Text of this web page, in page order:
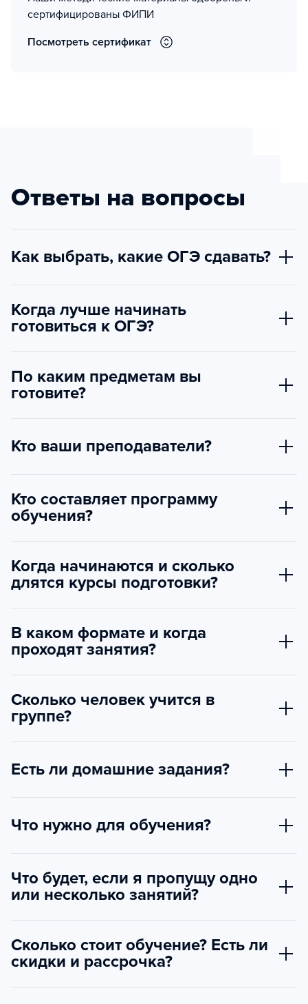
сертифицированы ФИПИ
Посмотреть сертификат
Ответы на вопросы
Как выбрать, какие ОГЭ сдавать?
Когда лучше начинать
готовиться к ОГЭ?
По каким предметам вы
готовите?
Кто ваши преподаватели?
Кто составляет программу
обучения?
Когда начинаются и сколько
длятся курсы подготовки?
В каком формате и когда
проходят занятия?
Сколько человек учится в
группе?
Есть ли домашние задания?
Что нужно для обучения?
Что будет, если я пропущу одно
или несколько занятий?
Сколько стоит обучение? Есть ли
скидки и рассрочка?